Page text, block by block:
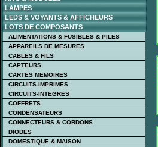
LAMPES
LEDS & VOYANTS & AFFICHEURS
LOTS DE COMPOSANTS
ALIMENTATIONS & FUSIBLES & PILES
APPAREILS DE MESURES
CABLES & FILS
CAPTEURS
CARTES MEMOIRES
CIRCUITS-IMPRIMES
CIRCUITS-INTEGRES
COFFRETS
CONDENSATEURS
CONNECTEURS & CORDONS
DIODES
DOMESTIQUE & MAISON